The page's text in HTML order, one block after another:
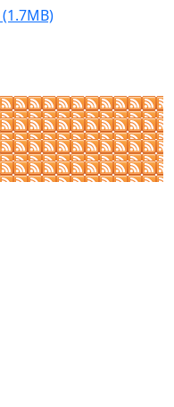
(1.7MB)